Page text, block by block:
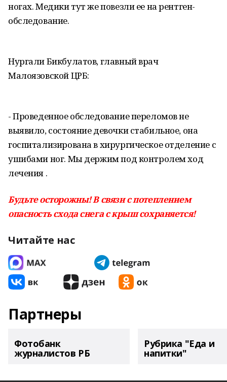
ногах. Медики тут же повезли ее на рентген-
обследование.
Нургали Бикбулатов, главный врач
Малоязовской ЦРБ:
- Проведенное обследование переломов не
выявило, состояние девочки стабильное, она
госпитализирована в хирургическое отделение с
ушибами ног. Мы держим под контролем ход
лечения .
Будьте осторожны! В связи с потеплением
опасность схода снега с крыш сохраняется!
Читайте нас
Партнеры
Фотобанк
журналистов РБ
Рубрика "Еда и
напитки"